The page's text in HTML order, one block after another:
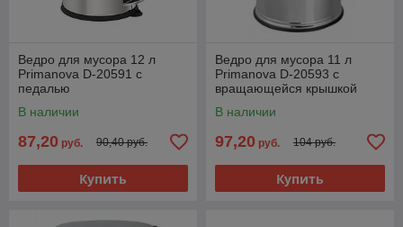
Ведро для мусора 12 л
Primanova D-20591 с
педалью
В наличии
87,20 руб. 90,40 руб.
Купить
Ведро для мусора 11 л
Primanova D-20593 с
вращающейся крышкой
В наличии
97,20 руб. 104 руб.
Купить